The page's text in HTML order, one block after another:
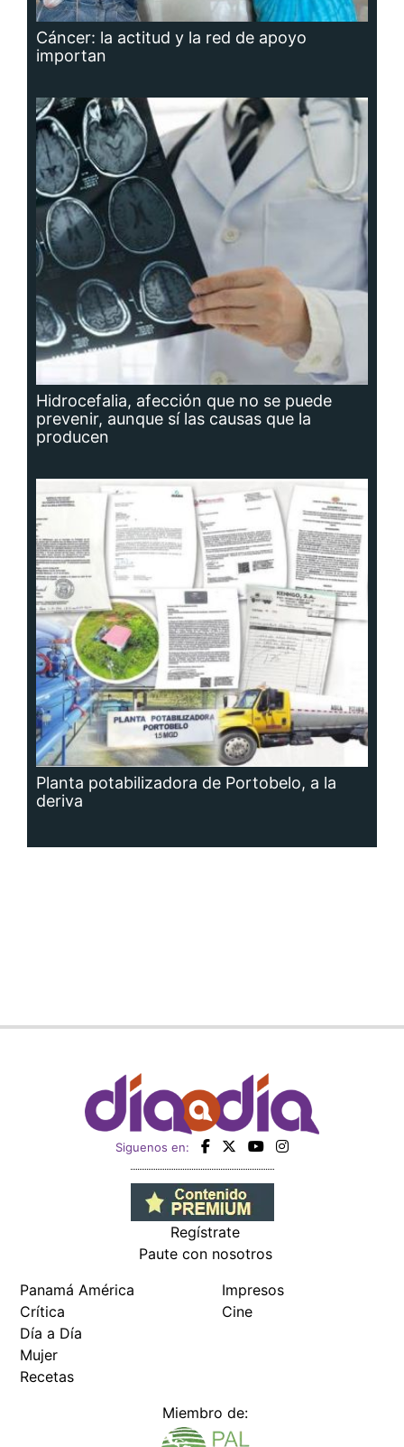
Cáncer: la actitud y la red de apoyo
importan
Hidrocefalia, afección que no se puede
prevenir, aunque sí las causas que la
producen
Planta potabilizadora de Portobelo, a la
deriva
Siguenos en:
Regístrate
Paute con nosotros
Panamá América
Crítica
Día a Día
Mujer
Recetas
Impresos
Cine
Miembro de: